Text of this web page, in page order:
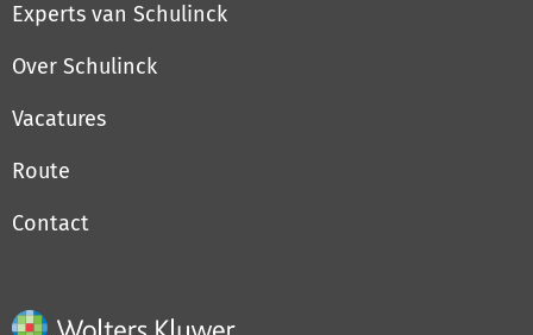
Experts van Schulinck
Over Schulinck
Vacatures
Route
Contact